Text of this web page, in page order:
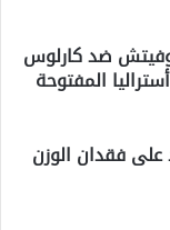
ضد كارلوس
المفتوحة
فقدان الوزن